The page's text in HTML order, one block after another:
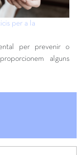
per a la
per prevenir o
alguns